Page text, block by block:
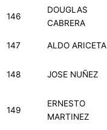
146
DOUGLAS
CABRERA
147 ALDO ARICETA
148 JOSE NUÑEZ
149
ERNESTO
MARTINEZ